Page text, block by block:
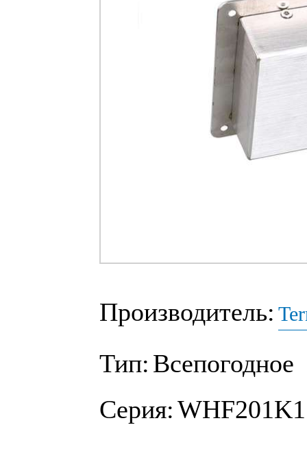
Производитель:
Тип: Всепогодное
Серия:WHF201K1